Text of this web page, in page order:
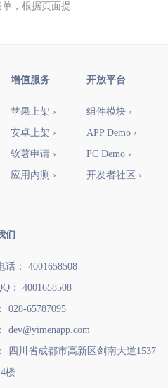
，根据页面提
增值服务
苹果上架 ›
安卓上架 ›
软著申请 ›
应用内测 ›
开放平台
组件模块 ›
APP Demo ›
PC Demo ›
开发者社区 ›
们
话： 4001658508
： 4001658508
028-65787095
dev@yimenapp.com
四川省成都市高新区剑南大道1537
楼